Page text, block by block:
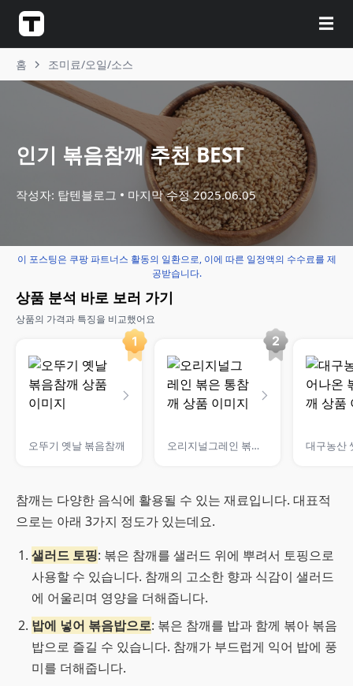
☰
홈 조미료/오일/소스
인기 볶음참깨 추천 BEST
작성자: 탑텐블로그 마지막 수정2025.06.05
이 포스팅은 쿠팡 파트너스 활동의 일환으로, 이에 따른 일정액의 수수료를 제
공받습니다.
상품 분석 바로 보러 가기
상품의 가격과 특징을 비교했어요
오뚜기 옛날 볶음참깨 오리지널그레인 볶은 통참깨
참깨는 다양한 음식에 활용될 수 있는 재료입니다. 대표적
으로는 아래 3가지 정도가 있는데요.
샐러드 토핑: 볶은 참깨를 샐러드 위에 뿌려서 토핑으로
사용할 수 있습니다. 참깨의 고소한 향과 식감이 샐러드
에 어울리며 영양을 더해줍니다.
밥에 넣어 볶음밥으로: 볶은 참깨를 밥과 함께 볶아 볶음
밥으로 즐길 수 있습니다. 참깨가 부드럽게 익어 밥에 풍
미를 더해줍니다.